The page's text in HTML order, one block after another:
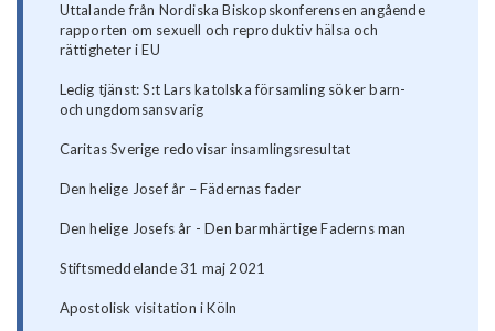
Uttalande från Nordiska Biskopskonferensen angående
rapporten om sexuell och reproduktiv hälsa och
rättigheter i EU
Ledig tjänst: S:t Lars katolska församling söker barn-
och ungdomsansvarig
Caritas Sverige redovisar insamlingsresultat
Den helige Josef år – Fädernas fader
Den helige Josefs år - Den barmhärtige Faderns man
Stiftsmeddelande 31 maj 2021
Apostolisk visitation i Köln